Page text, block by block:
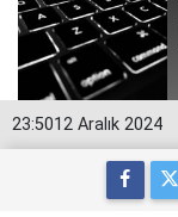
23:5012 Aralık 2024